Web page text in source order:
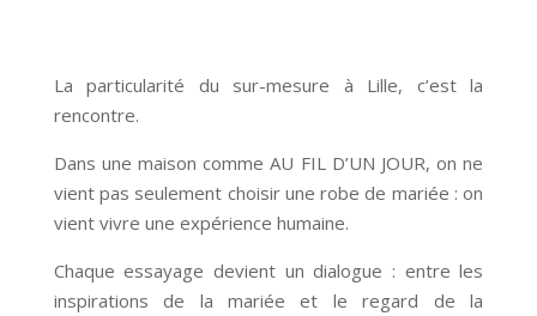
La particularité du sur-mesure à Lille, c’est la
rencontre.
Dans une maison comme AU FIL D’UN JOUR, on ne
vient pas seulement choisir une robe de mariée : on
vient vivre une expérience humaine.
Chaque essayage devient un dialogue : entre les
inspirations de la mariée et le regard de la